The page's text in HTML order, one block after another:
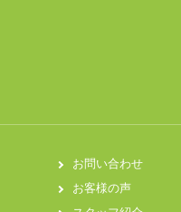
お問い合わせ
お客様の声